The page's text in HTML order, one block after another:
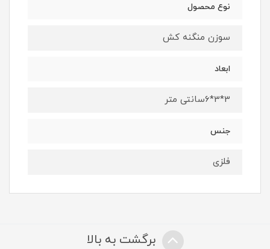
نوع محصول
سوزن منگنه کش
ابعاد
3*3*6سانتی متر
جنس
فلزی
برگشت به بالا